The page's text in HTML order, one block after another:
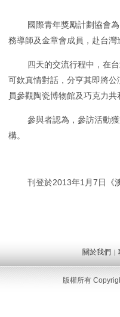
國際青年獎勵計劃協會
務導師及金章會成員，赴台
四天的交流行程中，在
可欽真情對話，分亨其即將
員參觀陶瓷博物館及巧克力共
參與者認為，參訪活動
構。
刊登於2013年1 月 7 日《
版權所有
關於我們 |